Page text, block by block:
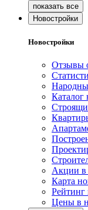
Новостройки
Новостройки
Отзывы
Каталог
Акции в
Карта
Рейтинг
Цены в